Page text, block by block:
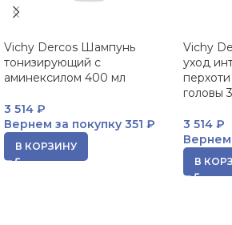
Vichy Dercos Шампунь
тонизирующий с
аминексилом 400 мл
3 514 ₽
Вернем за покупку 351 ₽
В КОРЗИНУ
Vichy
уход
головы
3 514 ₽
Вернем
В